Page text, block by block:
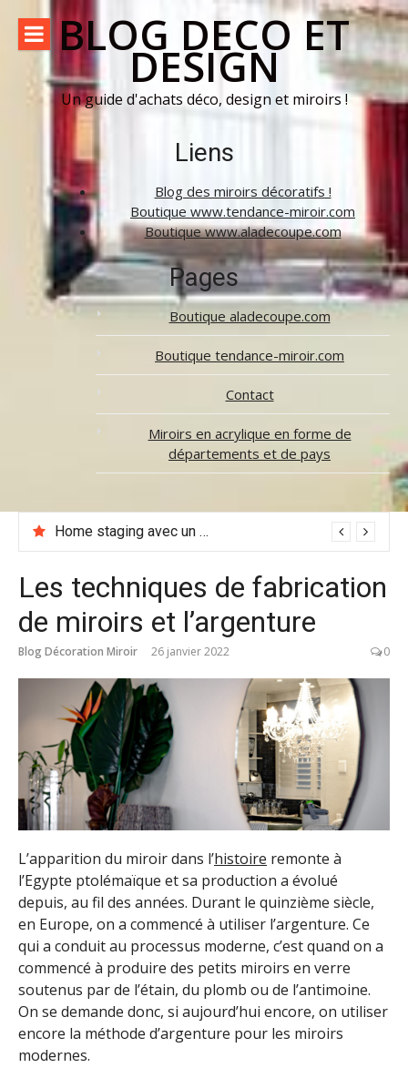
contenu BLOG DECO ET
DESIGN
Un guide d'achats déco, design et miroirs !
Liens
Blog des miroirs décoratifs !
Boutique www.tendance-miroir.com
Boutique www.aladecoupe.com
Pages
Boutique aladecoupe.com
Boutique tendance-miroir.com
Contact
Miroirs en acrylique en forme de
départements et de pays
Home staging avec un miroir : 7 astuces efficaces pour valoriser son logement
Les techniques de fabrication
de miroirs et l’argenture
Blog Décoration Miroir 26 janvier 2022 0
L’apparition du miroir dans l’histoire remonte à
l’Egypte ptolémaïque et sa production a évolué
depuis, au fil des années. Durant le quinzième siècle,
en Europe, on a commencé à utiliser l’argenture. Ce
qui a conduit au processus moderne, c’est quand on a
commencé à produire des petits miroirs en verre
soutenus par de l’étain, du plomb ou de l’antimoine.
On se demande donc, si aujourd’hui encore, on utiliser
encore la méthode d’argenture pour les miroirs
modernes.